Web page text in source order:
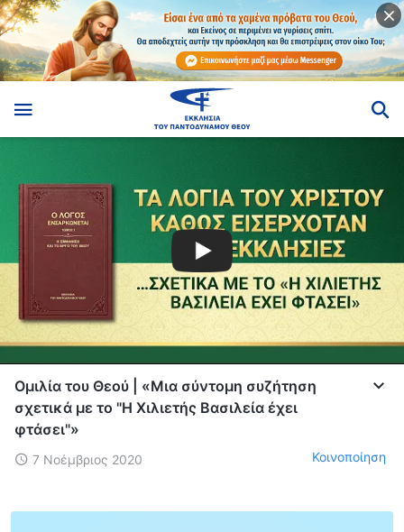
Ομιλία του Θεού | «Μια σύντομη συζήτηση
σχετικά με το "Η Χιλιετής Βασιλεία έχει
φτάσει"»
7 Νοέμβριος 2020 Κοινοποίηση